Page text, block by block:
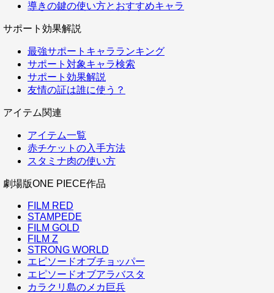
導きの鍵の使い方とおすすめキャラ
サポート効果解説
最強サポートキャラランキング
サポート対象キャラ検索
サポート効果解説
友情の証は誰に使う？
アイテム関連
アイテム一覧
赤チケットの入手方法
スタミナ肉の使い方
劇場版ONE PIECE作品
FILM RED
STAMPEDE
FILM GOLD
FILM Z
STRONG WORLD
エピソードオブチョッパー
エピソードオブアラバスタ
カラクリ島のメカ巨兵